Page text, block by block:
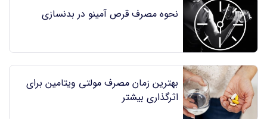
نحوه مصرف قرص آمینو در بدنسازی
بهترین زمان مصرف مولتی ویتامین برای
اثرگذاری بیشتر